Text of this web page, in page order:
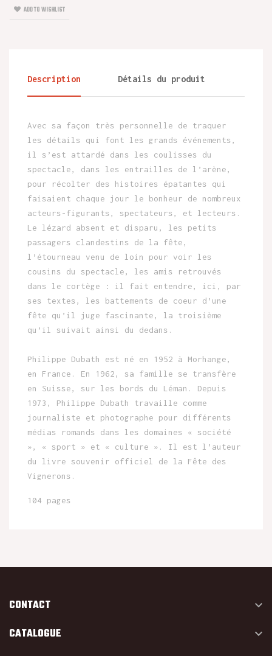
ADD TO WISHLIST
Description Détails du produit
Avec sa façon très personnelle de traquer
les détails qui font les grands événements,
il s’est attardé dans les coulisses du
spectacle, dans les entrailles de l’arène,
pour récolter des histoires épatantes qui
faisaient chaque jour le bonheur de nombreux
acteurs-figurants, spectateurs, et lecteurs.
Le lézard absent et disparu, les petits
passagers clandestins de la fête,
l’étourneau venu de loin pour voir les
cousins du spectacle, les amis retrouvés
dans le cortège : il fait entendre, ici, par
ses textes, les battements de coeur d’une
fête qu’il juge fascinante, la troisième
qu’il suivait ainsi du dedans.
Philippe Dubath est né en 1952 à Morhange,
en France. En 1962, sa famille se transfère
en Suisse, sur les bords du Léman. Depuis
1973, Philippe Dubath travaille comme
journaliste et photographe pour différents
médias romands dans les domaines « société
», « sport » et « culture ». Il est l’auteur
du livre souvenir officiel de la Fête des
Vignerons.
104 pages
CONTACT 
CATALOGUE 